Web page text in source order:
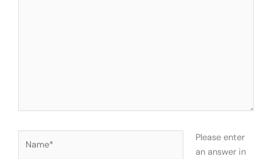
Please enter
an answer in